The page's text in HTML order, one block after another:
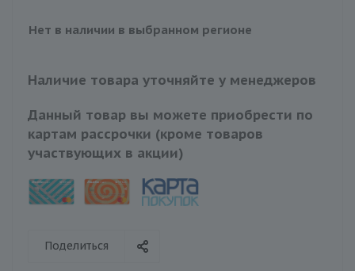
Нет в наличии в выбранном регионе
Наличие товара уточняйте у менеджеров
Данный товар вы можете приобрести по
картам рассрочки (кроме товаров
участвующих в акции)
Поделиться